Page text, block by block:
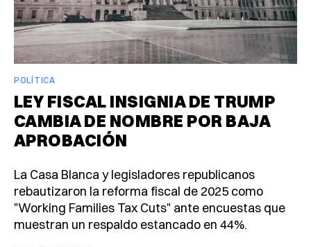
POLÍTICA
LEY FISCAL INSIGNIA DE TRUMP
CAMBIA DE NOMBRE POR BAJA
APROBACIÓN
La Casa Blanca y legisladores republicanos
rebautizaron la reforma fiscal de 2025 como
"Working Families Tax Cuts" ante encuestas que
muestran un respaldo estancado en 44%.